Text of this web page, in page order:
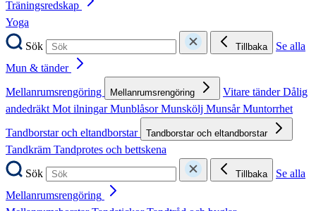
Träningsredskap
Yoga
Sök
Tillbaka
Se alla
Mun & tänder
Mellanrumsrengöring
Mellanrumsrengöring Vitare tänderDålig
andedräktMot ilningarMunblåsorMunskölj MunsårMuntorrhet
Tandborstar och eltandborstar
Tandborstar och eltandborstar
Tandkräm Tandprotes och bettskena
Sök
Tillbaka
Se alla
Mellanrumsrengöring